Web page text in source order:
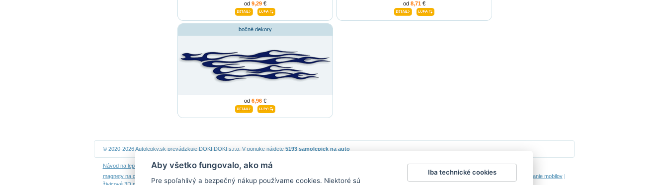
od 9,29€ od 8,71€
bočné dekory
od 6,96€
© 2020-2026 Autolepky.sk prevádzkuje DOKI DOKI s.r.o. V ponuke nájdete 5193 samolepiek na auto
Návod na lepenie Návod na odstránenie samolepiek|Obchodné podmienky Reklamačný poriadok|Impressum
magnety na chladničku
samolepky na auto |hodinový manžel česká lípa porovnanie mobilov|
Aby všetko fungovalo, ako má
Pre spoľahlivý a bezpečný nákup používame cookies. Niektoré sú
Iba technické cookies